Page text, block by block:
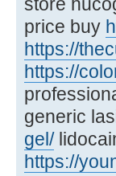
price buy
https://
https://
generic
gel/
https://